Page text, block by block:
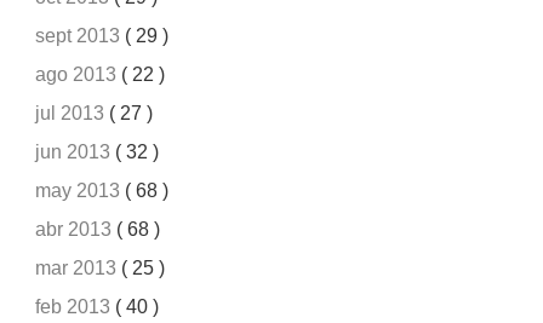
sept 2013 ( 29 )
ago 2013 ( 22 )
jul 2013 ( 27 )
jun 2013 ( 32 )
may 2013 ( 68 )
abr 2013 ( 68 )
mar 2013 ( 25 )
feb 2013 ( 40 )